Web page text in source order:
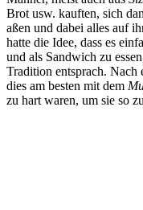
Brot usw. kauften, sich
aßen und dabei alles auf
hatte die Idee, dass es
und als Sandwich zu
Tradition entsprach. Nach
dies am besten mit dem
zu hart waren, um sie so